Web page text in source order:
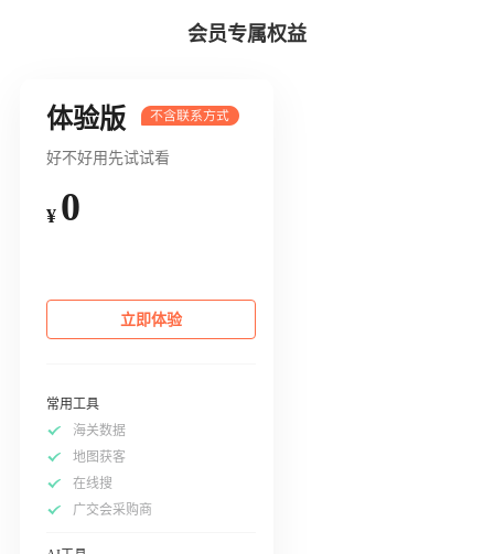
会员专属权益
体验版
好不好用先试试看
¥ 0
立即体验
常用工具
海关数据
地图获客
在线搜
广交会采购商